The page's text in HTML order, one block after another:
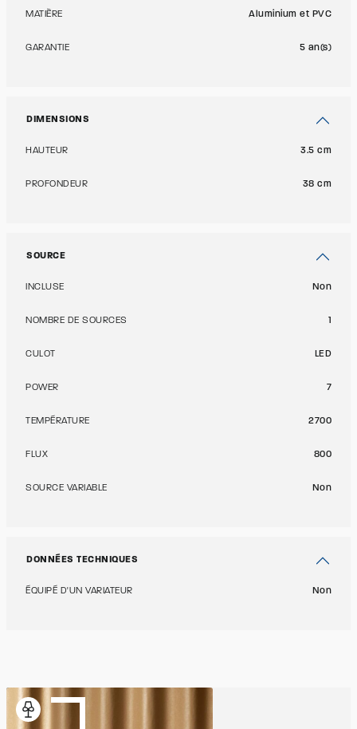
MATIÈRE Aluminium et PVC
GARANTIE 5 an(s)
DIMENSIONS
HAUTEUR 3.5 cm
PROFONDEUR 38 cm
SOURCE
INCLUSE Non
NOMBRE DE SOURCES 1
CULOT LED
POWER 7
TEMPÉRATURE 2700
FLUX 800
SOURCE VARIABLE Non
DONNÉES TECHNIQUES
ÉQUIPÉ D'UN VARIATEUR Non